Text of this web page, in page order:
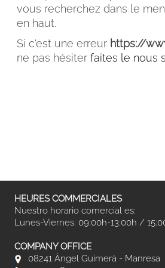
CAT ESP
vous recherchez dans le
en haut.
Si c'est une erreur https://
ne pas hésiter faites le nous
HEURES COMMERCIALES
Nuestro horario comercial es:
Lunes-Viernes: 09:00h-13:00h /
COMPANY OFFICE
08241 Àngel Guimerà - Manresa